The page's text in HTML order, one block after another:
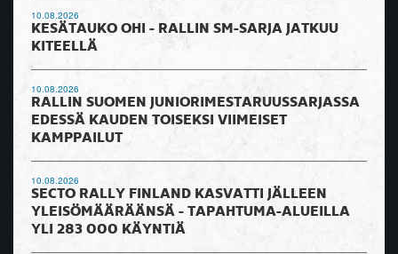
10.08.2026
KESÄTAUKO OHI - RALLIN SM-SARJA JATKUU
KITEELLÄ
10.08.2026
RALLIN SUOMEN JUNIORIMESTARUUSSARJASSA
EDESSÄ KAUDEN TOISEKSI VIIMEISET
KAMPPAILUT
10.08.2026
SECTO RALLY FINLAND KASVATTI JÄLLEEN
YLEISÖMÄÄRÄÄNSÄ - TAPAHTUMA-ALUEILLA
YLI 283 000 KÄYNTIÄ